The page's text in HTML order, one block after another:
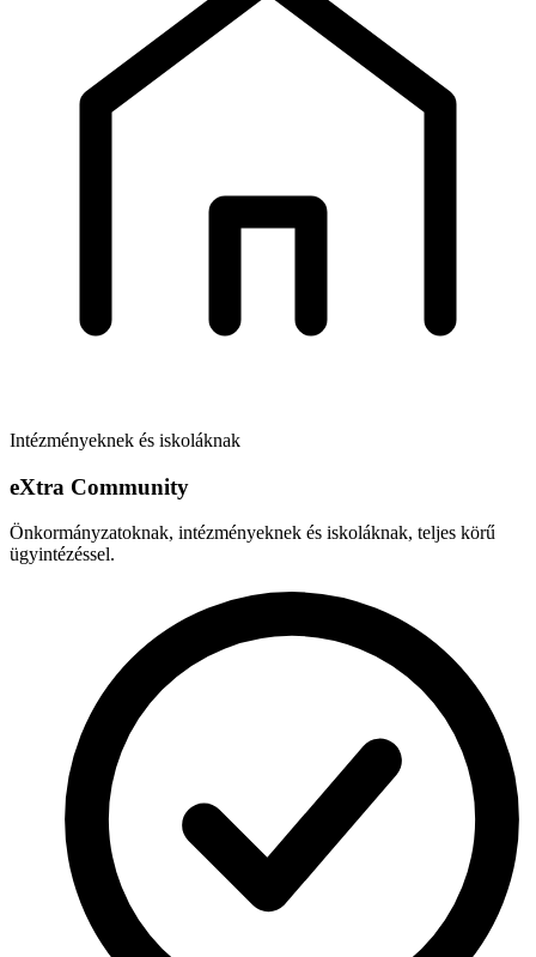
Intézményeknek és iskoláknak
eXtra Community
Önkormányzatoknak, intézményeknek és iskoláknak, teljes körű
ügyintézéssel.